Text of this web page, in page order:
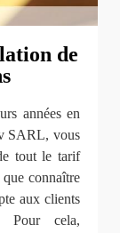
de
années en
SARL, vous
tout le tarif
connaître
aux clients
Pour cela,